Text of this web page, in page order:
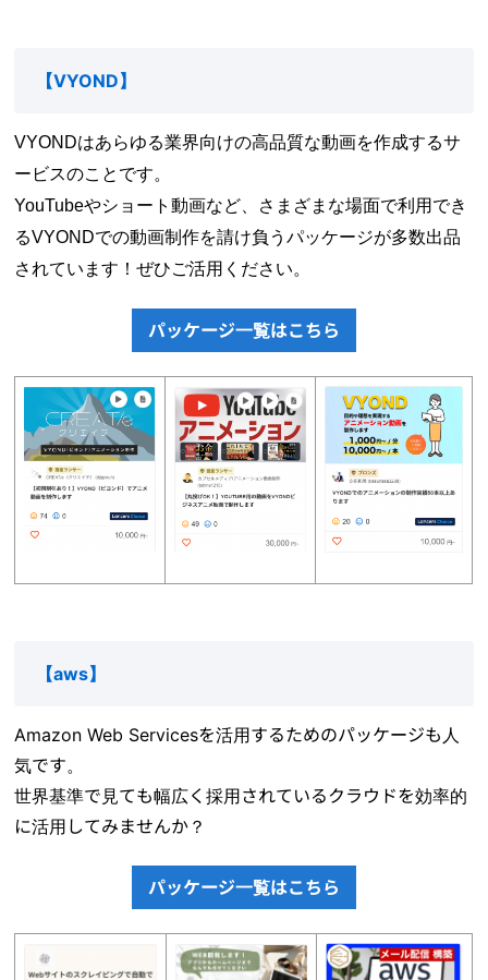
【VYOND】
VYONDはあらゆる業界向けの高品質な動画を作成するサ
ービスのことです。
YouTubeやショート動画など、さまざまな場面で利用でき
るVYONDでの動画制作を請け負うパッケージが多数出品
されています！ぜひご活用ください。
パッケージ一覧はこちら
【aws】
Amazon Web Servicesを活用するためのパッケージも人
気です。
世界基準で見ても幅広く採用されているクラウドを効率的
に活用してみませんか？
パッケージ一覧はこちら